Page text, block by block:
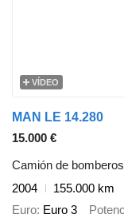
VÍDEO
MAN LE 14.280
15.000 €
Camión de bomberos
2004
155.000 km
Euro Euro 3